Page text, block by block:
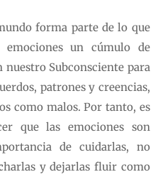
forma parte de lo que
emociones un cúmulo de
nuestro Subconsciente para
patrones y creencias,
como malos. Por tanto, es
que las emociones son
de cuidarlas, no
harlas y dejarlas fluir como